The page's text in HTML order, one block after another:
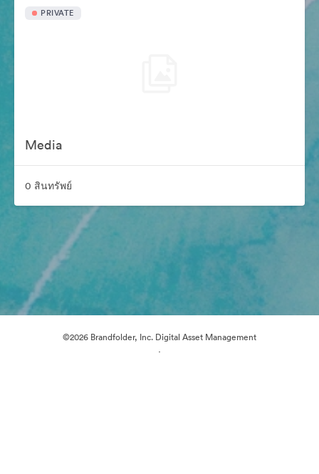
PRIVATE
Media
0 สินทรัพย์
©2026 Brandfolder, Inc. Digital Asset Management
·